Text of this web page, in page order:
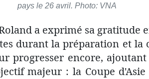
pays le 26 avril. Photo: VNA
a exprimé sa gratitude
durant la préparation et
progresser encore,
majeur : la Coupe d'Asie